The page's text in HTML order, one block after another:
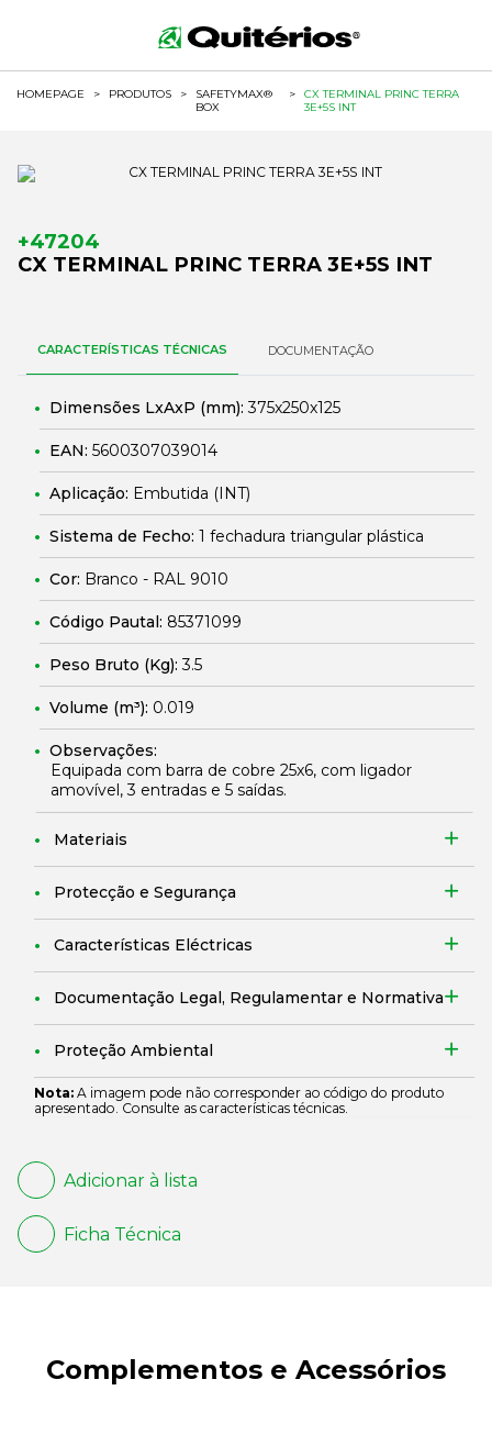
HOMEPAGE > PRODUTOS >
SAFETYMAX®
BOX
>
CX TERMINAL PRINC TERRA
3E+5S INT
+47204
CX TERMINAL PRINC TERRA 3E+5S INT
CARACTERÍSTICAS TÉCNICAS DOCUMENTAÇÃO
Dimensões LxAxP (mm):375x250x125
EAN: 5600307039014
Aplicação: Embutida (INT)
Sistema de Fecho: 1 fechadura triangular plástica
Cor: Branco - RAL 9010
Código Pautal: 85371099
Peso Bruto (Kg):3.5
Volume (m³): 0.019
Observações:
Equipada com barra de cobre 25x6, com ligador
amovível, 3 entradas e 5 saídas.
Materiais
Protecção e Segurança
Características Eléctricas
Documentação Legal, Regulamentar e Normativa
Proteção Ambiental
Nota: A imagem pode não corresponder ao código do produto
apresentado. Consulte as características técnicas.
Adicionar à lista
Ficha Técnica
Complementos e Acessórios